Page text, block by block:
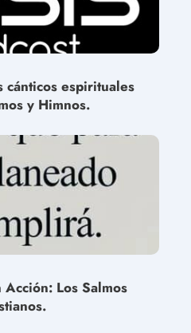
cánticos espirituales
y Himnos.
Acción: Los Salmos